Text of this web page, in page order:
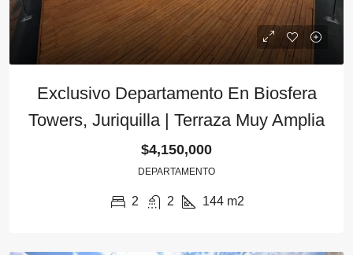
Exclusivo Departamento En Biosfera
Towers, Juriquilla | Terraza Muy Amplia
$4,150,000
DEPARTAMENTO
2 2 144 m2